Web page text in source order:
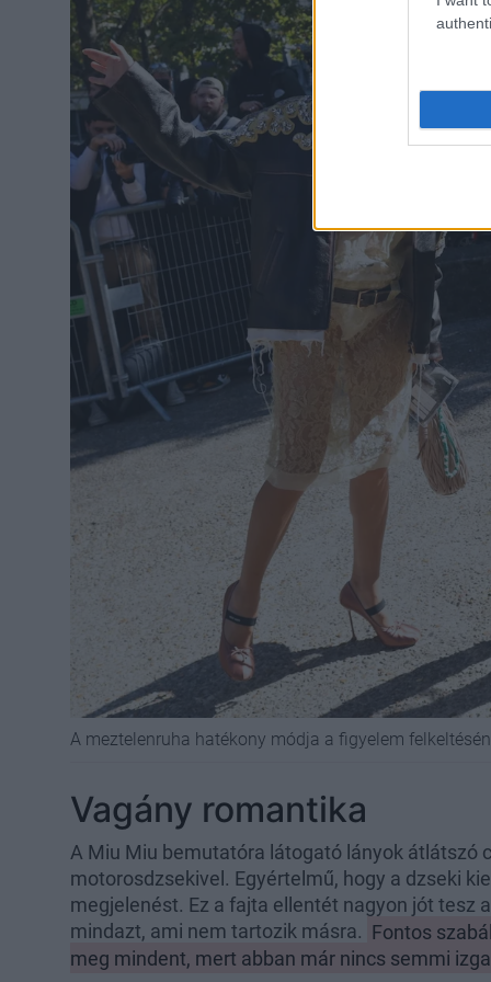
A meztelenruha hatékony módja a figyelem
Vagány romantika
A Miu Miu bemutatóra látogató lányok átlátszó
motorosdzsekivel. Egyértelmű, hogy a dzseki
megjelenést. Ez a fajta ellentét nagyon jót tesz
mindazt, ami nem tartozik másra. Fontos
meg mindent, mert abban már nincs semmi